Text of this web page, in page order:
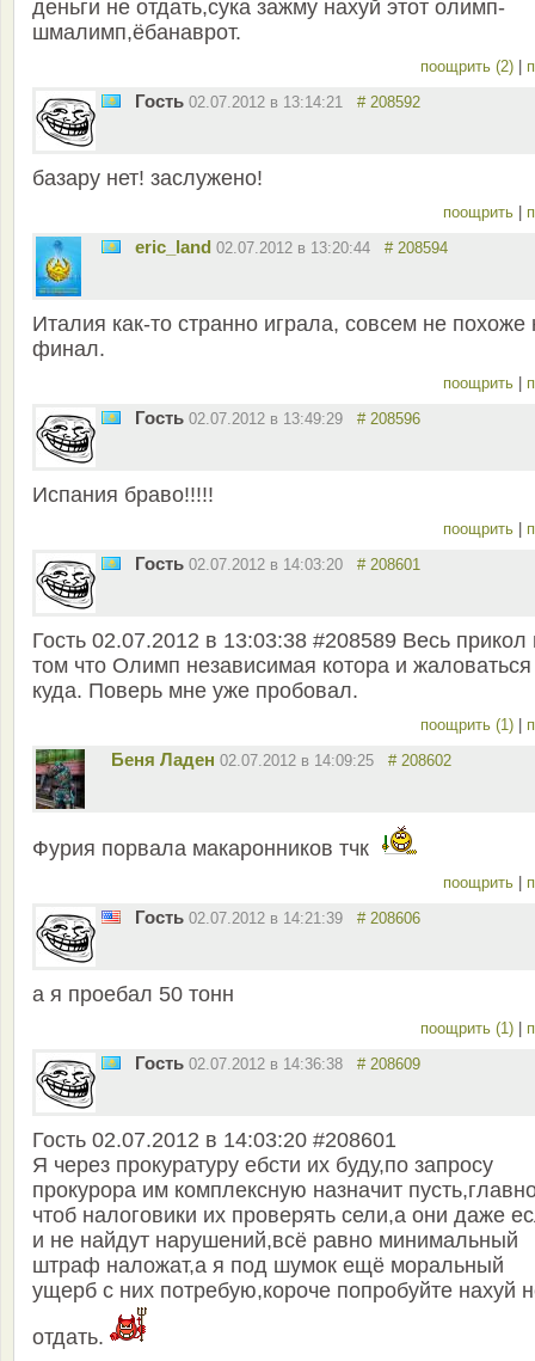
деньги не отдать,сука зажму нахуй этот олимп-
шмалимп,ёбанаврот.
поощрить (2)
Гость 02.07.2012 в 13:14:21 # 208592
базару нет! заслужено!
поощрить
eric_land 02.07.2012 в 13:20:44 # 208594
Италия как-то странно играла, совсем не похоже
финал.
поощрить
Гость 02.07.2012 в 13:49:29 # 208596
Испания браво!!!!!
поощрить
Гость 02.07.2012 в 14:03:20 # 208601
Гость 02.07.2012 в 13:03:38 #208589 Весь прикол
том что Олимп независимая котора и
куда. Поверь мне уже пробовал.
поощрить (1)
Беня Ладен 02.07.2012 в 14:09:25 # 208602
Фурия порвала макаронников тчк
поощрить
Гость 02.07.2012 в 14:21:39 # 208606
а я проебал 50 тонн
поощрить (1)
Гость 02.07.2012 в 14:36:38 # 208609
Гость 02.07.2012 в 14:03:20 #208601
Я через прокуратуру ебсти их буду,по запросу
прокурора им комплексную назначит
чтоб налоговики их проверять сели,а они даже
и не найдут нарушений,всё равно минимальный
штраф наложат,а я под шумок ещё моральный
ущерб с них потребую,короче попробуйте нахуй
отдать.